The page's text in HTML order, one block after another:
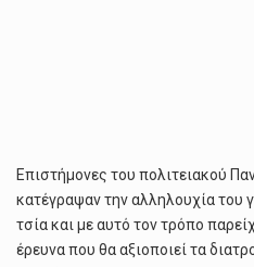
Επιστήμονες του πολιτειακού
κατέγραψαν την αλληλουχία
τσία και με αυτό τον τρόπο
έρευνα που θα αξιοποιεί τα